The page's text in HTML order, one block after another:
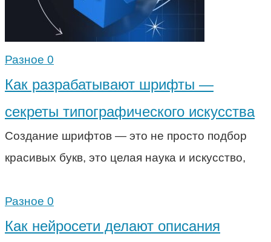
Разное 0
Как разрабатывают шрифты —
секреты типографического искусства
Создание шрифтов — это не просто подбор
красивых букв, это целая наука и искусство,
Разное 0
Как нейросети делают описания